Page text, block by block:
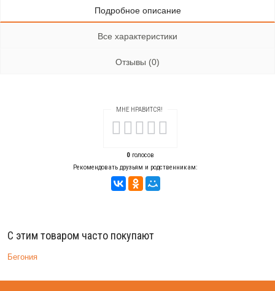
Подробное описание
Все характеристики
Отзывы (0)
МНЕ НРАВИТСЯ!
0голосов
Рекомендовать друзьям и родственникам:
С этим товаром часто покупают
Бегония